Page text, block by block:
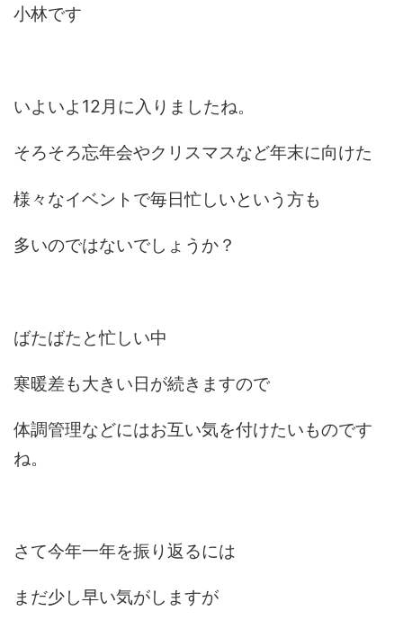
小林です
いよいよ12月に入りましたね。
そろそろ忘年会やクリスマスなど年末に向けた
様々なイベントで毎日忙しいという方も
多いのではないでしょうか？
ばたばたと忙しい中
寒暖差も大きい日が続きますので
体調管理などにはお互い気を付けたいものです
ね。
さて今年一年を振り返るには
まだ少し早い気がしますが